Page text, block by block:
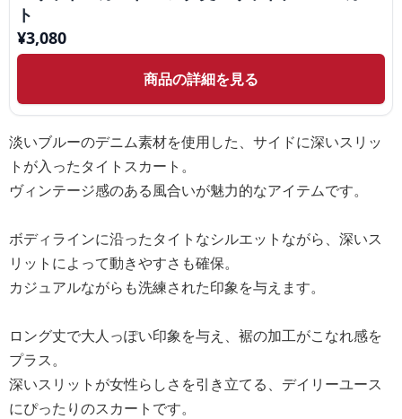
ト
¥3,080
商品の詳細を見る
淡いブルーのデニム素材を使用した、サイドに深いスリッ
トが入ったタイトスカート。
ヴィンテージ感のある風合いが魅力的なアイテムです。
ボディラインに沿ったタイトなシルエットながら、深いス
リットによって動きやすさも確保。
カジュアルながらも洗練された印象を与えます。
ロング丈で大人っぽい印象を与え、裾の加工がこなれ感を
プラス。
深いスリットが女性らしさを引き立てる、デイリーユース
にぴったりのスカートです。